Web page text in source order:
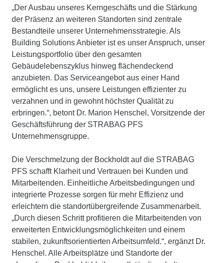
„Der Ausbau unseres Kerngeschäfts und die Stärkung
der Präsenz an weiteren Standorten sind zentrale
Bestandteile unserer Unternehmensstrategie. Als
Building Solutions Anbieter ist es unser Anspruch, unser
Leistungsportfolio über den gesamten
Gebäudelebenszyklus hinweg flächendeckend
anzubieten. Das Serviceangebot aus einer Hand
ermöglicht es uns, unsere Leistungen effizienter zu
verzahnen und in gewohnt höchster Qualität zu
erbringen.“, betont Dr. Marion Henschel, Vorsitzende der
Geschäftsführung der STRABAG PFS
Unternehmensgruppe.
Die Verschmelzung der Bockholdt auf die STRABAG
PFS schafft Klarheit und Vertrauen bei Kunden und
Mitarbeitenden. Einheitliche Arbeitsbedingungen und
integrierte Prozesse sorgen für mehr Effizienz und
erleichtern die standortübergreifende Zusammenarbeit.
„Durch diesen Schritt profitieren die Mitarbeitenden von
erweiterten Entwicklungsmöglichkeiten und einem
stabilen, zukunftsorientierten Arbeitsumfeld.“, ergänzt Dr.
Henschel. Alle Arbeitsplätze und Standorte der